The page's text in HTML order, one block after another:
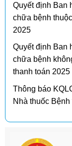
Quyết định Ban
chữa bệnh
2025
Quyết định Ban
chữa bệnh
thanh toán 2025
Thông báo
Nhà thuốc